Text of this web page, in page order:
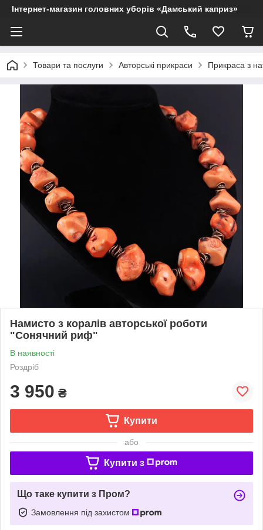
Інтернет-магазин головних уборів «Дамський каприз»
Товари та послуги Авторські прикраси Прикраса з
Намисто з коралів авторської роботи
"Сонячний риф"
В наявності
Роздріб
3 950 ₴
Купити
або
Купити з
Що таке купити з Пром?
Замовлення під захистом